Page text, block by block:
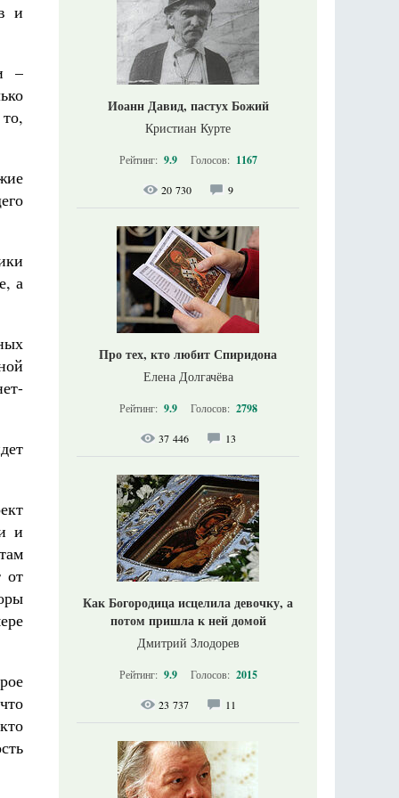
и
–
а
и
от
Иоанн Давид, пастух Божий
Кристиан Курте
Рейтинг: 9.9 Голосов: 1167
20 730 9
Про тех, кто любит Спиридона
Елена Долгачёва
Рейтинг: 9.9 Голосов: 2798
37 446 13
Как Богородица исцелила девочку, а
потом пришла к ней домой
Дмитрий Злодорев
Рейтинг: 9.9 Голосов: 2015
23 737 11